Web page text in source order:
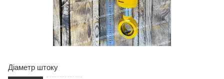
Діаметр штоку